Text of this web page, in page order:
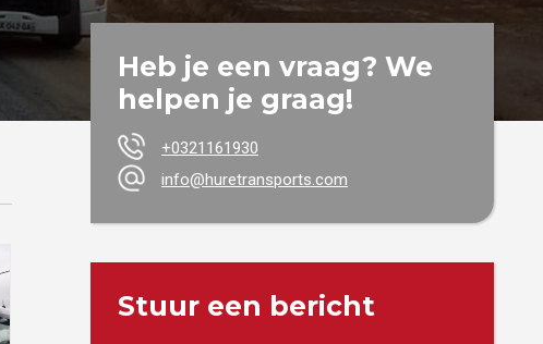
Heb je een vraag? We
helpen je graag!
+0321161930
info@huretransports.com
Stuur een bericht